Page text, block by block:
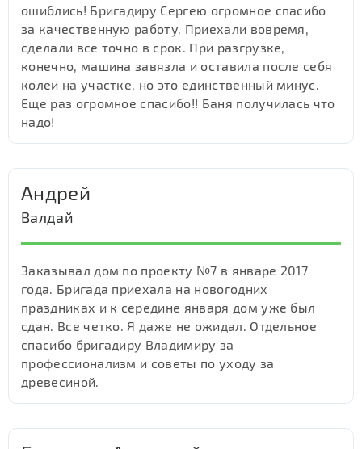
ошиблись! Бригадиру Сергею огромное спасибо
за качественную работу. Приехали вовремя,
сделали все точно в срок. При разгрузке,
конечно, машина завязла и оставила после себя
колеи на участке, но это единственный минус.
Еще раз огромное спасибо!! Баня получилась что
надо!
Андрей
Валдай
Заказывал дом по проекту №7 в январе 2017
года. Бригада приехала на новогодних
праздниках и к середине января дом уже был
сдан. Все четко. Я даже не ожидал. Отдельное
спасибо бригадиру Владимиру за
профессионализм и советы по уходу за
древесиной.